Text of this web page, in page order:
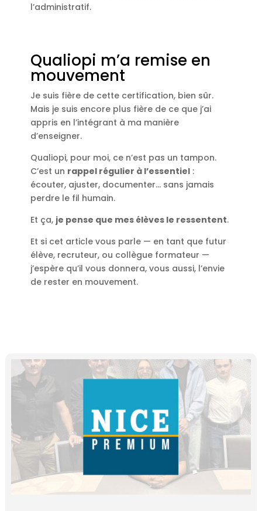
l’administratif.
Qualiopi m’a remise en
mouvement
Je suis fière de cette certification, bien sûr.
Mais je suis encore plus fière de ce que j’ai
appris en l’intégrant à ma manière
d’enseigner.
Qualiopi, pour moi, ce n’est pas un tampon.
C’est un rappel régulier à l’essentiel:
écouter, ajuster, documenter… sans jamais
perdre le fil humain.
Et ça, je pense que mes élèves le ressentent.
Et si cet article vous parle — en tant que futur
élève, recruteur, ou collègue formateur —
j’espère qu’il vous donnera, vous aussi, l’envie
de rester en mouvement.